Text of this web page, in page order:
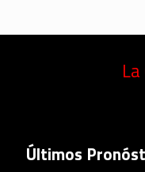
Últimos